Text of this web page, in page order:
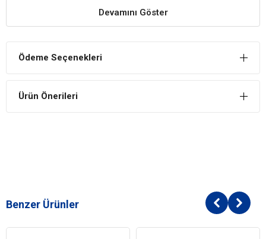
kullanılsa bile korumacı ve destekçi yapısından asla vazgeçmez.
bir deneyim sunabilirsiniz.
Devamını Göster
Ödeme Seçenekleri
Ürün Önerileri
Benzer Ürünler